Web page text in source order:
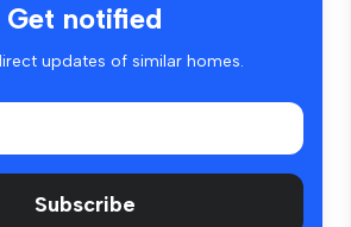
Get notified
updates of similar homes.
Subscribe